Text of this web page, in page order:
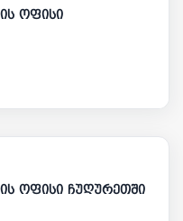
ოფისი
6 300
ოფისი ჩუღურეთში